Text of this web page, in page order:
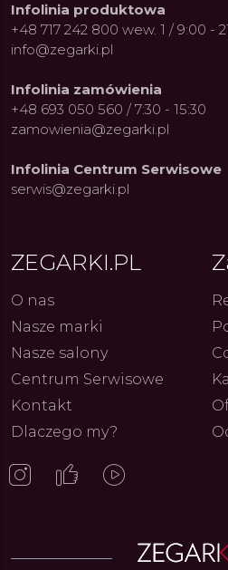
27.07.2026
kolekcji
Infolinia produktowa
+48 717 242 800 wew. 1 / 9:00 -
info@zegarki.pl
Infolinia zamówienia
+48 693 050 560 / 7:30 - 15:30
zamowienia@zegarki.pl
Infolinia Centrum Serwisowe
serwis@zegarki.pl
ZEGARKI.PL
O nas
Nasze marki
Nasze salony
Centrum Serwisowe
Kontakt
Dlaczego my?